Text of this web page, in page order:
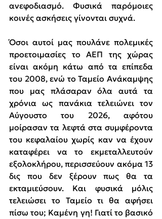
ανεφοδιασμό. Φυσικά παρόμοιες
κοινές ασκήσεις γίνονται συχνά.
Όσοι αυτοί μας πουλάνε πολεμικές
προετοιμασίες το ΑΕΠ της χώρας
είναι ακόμη κάτω από τα επίπεδα
του 2008, ενώ το Ταμείο Ανάκαμψης
που μας πλάσαραν όλα αυτά τα
χρόνια ως πανάκια τελειώνει τον
Αύγουστο του 2026, αφότου
μοίρασαν τα λεφτά στα συμφέροντα
του κεφαλαίου χωρίς καν να έχουν
καταφέρει να το εκμεταλλευτούν
εξολοκλήρου, περισσεύουν ακόμα 13
δις που δεν ξέρουν πως θα τα
εκταμιεύσουν. Και φυσικά μόλις
τελειώσει το Ταμείο τι θα αφήσει
πίσω του; Καμένη γη! Γιατί το βασικό